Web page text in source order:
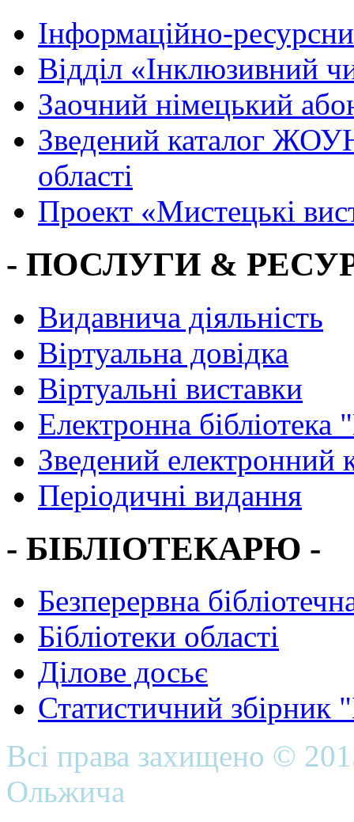
Інформаційно-
Вiддiл «Інклюзивний
Заочний німецький
Зведений каталог
області
Проект «Мистецькі
- ПОСЛУГИ &
Видавнича діяльність
Віртуальна довідка
Віртуальні виставки
Електронна
Зведений електронний
Періодичні видання
- БІБЛІОТЕКАРЮ -
Безперервна
Бібліотеки області
Ділове досьє
Статистичний
Всі права захищено ©
Ольжича